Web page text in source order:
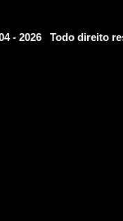
- 2026 Todo direito